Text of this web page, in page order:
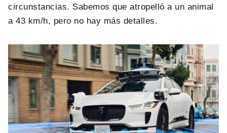
circunstancias. Sabemos que atropelló a un animal
a 43 km/h, pero no hay más detalles.